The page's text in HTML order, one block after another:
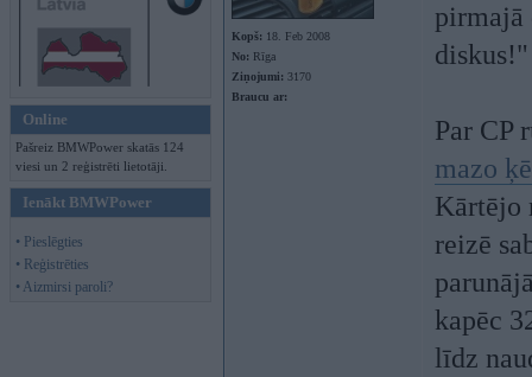
Online
Pašreiz BMWPower skatās 124
viesi un 2 reģistrēti lietotāji.
Ienākt BMWPower
• Pieslēgties
• Reģistrēties
• Aizmirsi paroli?
Kopš: 18. Feb 2008
No: Rīga
Ziņojumi: 3170
Braucu ar:
pirmajā
Par CP
mazo
Kārtējo
reizē
kapēc
līdz